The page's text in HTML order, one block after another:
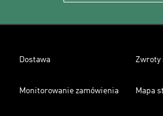
Dostawa Zwroty
Monitorowanie zamówienia Mapa